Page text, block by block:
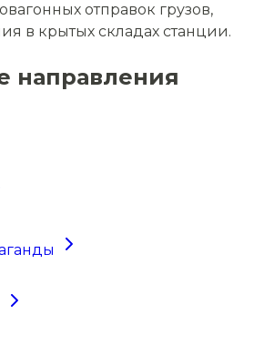
отправок грузов,
в крытых складах станции.
направления